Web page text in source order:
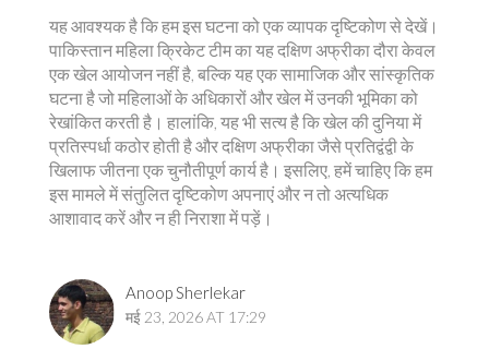
यह आवश्यक है कि हम इस घटना को एक व्यापक दृष्टिकोण से देखें।
पाकिस्तान महिला क्रिकेट टीम का यह दक्षिण अफ्रीका दौरा केवल
एक खेल आयोजन नहीं है, बल्कि यह एक सामाजिक और सांस्कृतिक
घटना है जो महिलाओं के अधिकारों और खेल में उनकी भूमिका को
रेखांकित करती है। हालांकि, यह भी सत्य है कि खेल की दुनिया में
प्रतिस्पर्धा कठोर होती है और दक्षिण अफ्रीका जैसे प्रतिद्वंद्वी के
खिलाफ जीतना एक चुनौतीपूर्ण कार्य है। इसलिए, हमें चाहिए कि हम
इस मामले में संतुलित दृष्टिकोण अपनाएं और न तो अत्यधिक
आशावाद करें और न ही निराशा में पड़ें।
Anoop Sherlekar
मई 23, 2026 AT 17:29